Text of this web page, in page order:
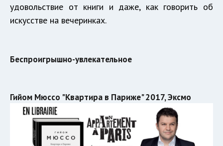
удовольствие от книги и даже, как говорить об
искусстве на вечеринках.
Беспроигрышно-увлекательное
Гийом Мюссо "Квартира в Париже" 2017, Эксмо